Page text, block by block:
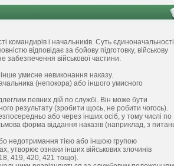
командирів і начальників. Суть єдиноначальності
відповідає за бойову підготовку, військову
забезпечення військової частини.
умисне невиконання наказу.
(непокора) або іншого умисного
певних дій по службі. Він може бути
результату (зробити щось, не робити чогось).
або через інших осіб, у тому числі по
форма віддання наказів (наприклад, з
недотримання тією або іншою групою
утворює ознаки інших військових злочинів
419, 420, 421 тощо).